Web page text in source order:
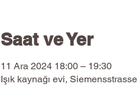
Saat ve Yer
11 Ara 2024 18:00 – 19:30
Işık kaynağı evi,